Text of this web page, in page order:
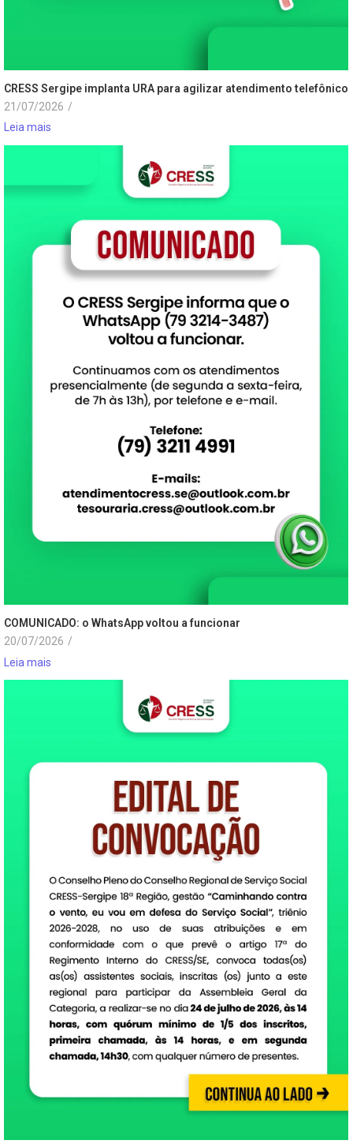
CRESS Sergipe implanta URA para agilizar atendimento telefônico
21/07/2026 /
Leia mais
COMUNICADO: o WhatsApp voltou a funcionar
20/07/2026 /
Leia mais